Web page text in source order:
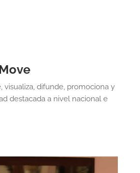
visualiza, difunde, promociona y
destacada a nivel nacional e